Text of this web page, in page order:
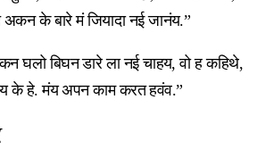
अकन के बारे मं जियादा नई जानंय.”
घलो बिघन डारे ला नई चाहय, वो ह कहिथे,
के हे. मंय अपन काम करत हवंव.”